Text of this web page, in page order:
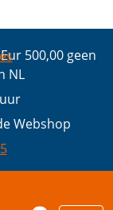
500,00 geen
NL
Webshop